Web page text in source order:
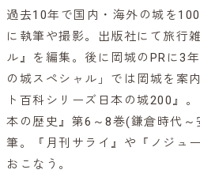
過去10年で国内・海外の城を
に執筆や撮影。出版社にて旅行
ル』を編集。後に岡城のPRに3
の城スペシャル」では岡城を案
ト百科シリーズ日本の城200』
本の歴史』第6～8巻(鎌倉時代
筆。『月刊サライ』や『ノジュ
おこなう。